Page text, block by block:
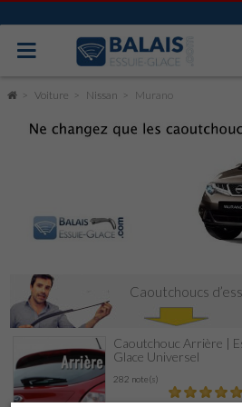
VALEO
ESSUIE GLACE ARRIÈRE
Voiture Nissan Murano
Caoutchoucs
Caoutchouc Arrière |
Glace Universel
282 note(s)